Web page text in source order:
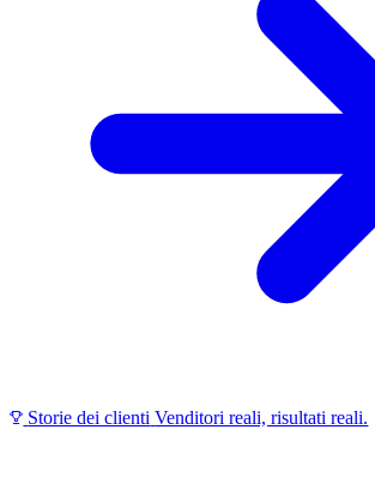
Storie dei clienti Venditori reali, risultati reali.